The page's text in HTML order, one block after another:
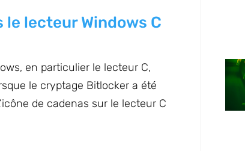
lecteur Windows C
en particulier le lecteur C,
le cryptage Bitlocker a été
de cadenas sur le lecteur C